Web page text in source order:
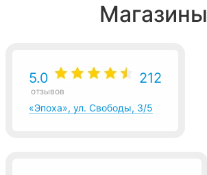
Магазины
5.0 212
отзывов
«Эпоха», ул. Свободы, 3/5